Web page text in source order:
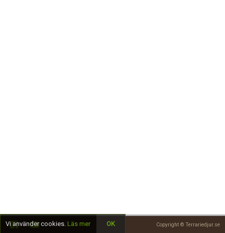
Copyright © Terrariedjur.se
Vi använder cookies. Läs mer OK